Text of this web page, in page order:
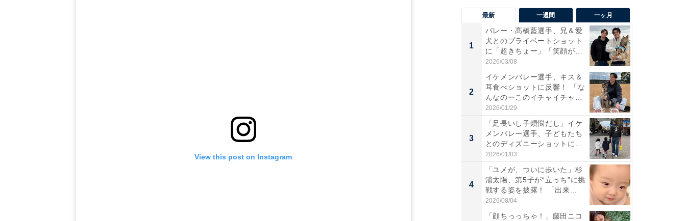
View this post on Instagram
最新 一週間 一ヶ月
1
バレー・髙橋藍選手、兄＆愛
犬とのプライベートショット
に「超きちょー」「笑顔が見
れ...
2026/03/08
2
イケメンバレー選手、キス＆
耳食べショットに反響！ 「な
んなのーこのイチャイチャ
感...
2026/01/29
3
「足長いし子煩悩だし」イケ
メンバレー選手、子どもたち
とのディズニーショットに
「か...
2026/01/03
4
「ユメが、ついに歩いた」杉
浦太陽、第5子が“立っち”に挑
戦する姿を披露！ 「出来...
2026/08/04
「顔ちっっちゃ！」藤田ニコ